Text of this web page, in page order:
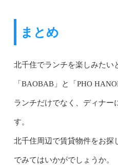
まとめ
北千住でランチを楽しみたい
「BAOBAB」と「PHO
ランチだけでなく、ディナー
す。
北千住周辺で賃貸物件をお探
でみてはいかがでしょうか。